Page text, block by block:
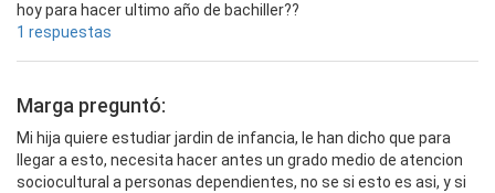
hoy para hacer ultimo año de bachiller??
1 respuestas
Marga preguntó:
Mi hija quiere estudiar jardin de infancia, le han dicho que para
llegar a esto, necesita hacer antes un grado medio de atencion
sociocultural a personas dependientes, no se si esto es asi, y si